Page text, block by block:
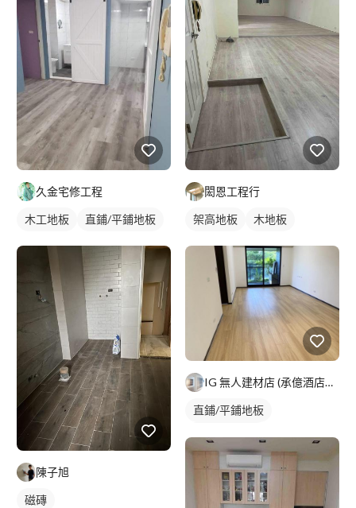
久金宅修工程
木工地板 直鋪/平鋪地板
陳子旭
磁磚
閎恩工程行
架高地板 木地板
IG 無人建材店 (承億酒店新館裝潢中)
直鋪/平鋪地板